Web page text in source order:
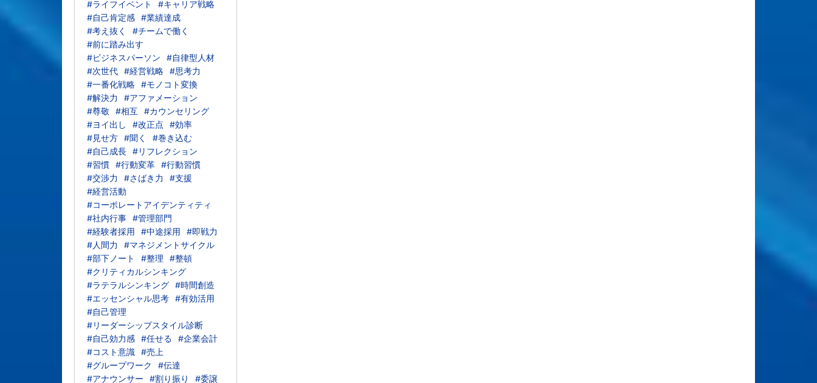
#ライフイベント
#キャリア戦略
#自己肯定感 #業績達成
#考え抜く
#チームで働く
#前に踏み出す
#ビジネスパーソン
#自律型人材
#次世代 #経営戦略 #思考力
#一番化戦略 #モノコト変換
#解決力
#アファメーション
#尊敬
#相互
#カウンセリング
#ヨイ出し
#改正点
#効率
#見せ方 #聞く
#巻き込む
#自己成長 #リフレクション
#習慣 #行動変革 #行動習慣
#交渉力
#さばき力
#支援
#経営活動
#コーポレートアイデンティティ
#社内行事 #管理部門
#経験者採用
#中途採用
#即戦力
#人間力
#マネジメントサイクル
#部下ノート
#整理
#整頓
#クリティカルシンキング
#ラテラルシンキング #時間創造
#エッセンシャル思考 #有効活用
#自己管理
#リーダーシップスタイル診断
#自己効力感 #任せる
#企業会計
#コスト意識 #売上
#グループワーク
#伝達
#アナウンサー
#割り振り
#委譲